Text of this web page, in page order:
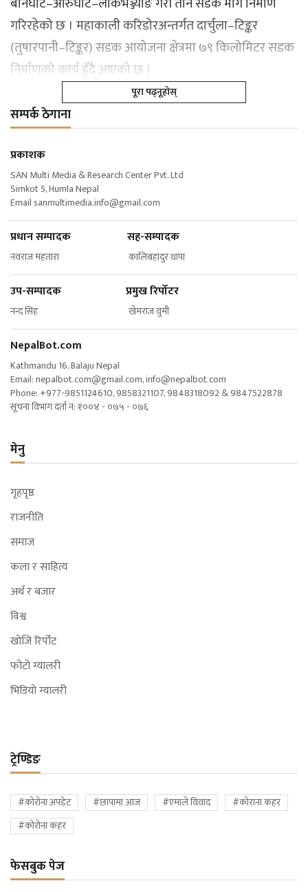
गरिरहेको छ । महाकाली करिडोरअन्तर्गत दार्चुला–टिङ्कर
(तुषारपानी–टिङ्कर) सडक आयोजना क्षेत्रमा ७९ किलोमिटर सडक
निर्माणको कार्य हुँदै आएको छ ।
पूरा पढ्नूहोस्
सम्पर्क ठेगाना
प्रकाशक
SAN Multi Media & Research Center Pvt. Ltd
Simkot 5, Humla Nepal
Email sanmultimedia.info@gmail.com
प्रधान सम्पादक सह-सम्पादक
नवराज महतारा कालिबहादुर थापा
उप-सम्पादक प्रमुख रिर्पोटर
नन्द सिंह खेमराज वुमी
NepalBot.com
Kathmandu 16, Balaju Nepal
Email:nepalbot.com@gmail.com,info@nepalbot.com
Phone: +977-9851124610, 9858321107, 9848318092 & 9847522878
सूचना विभाग दर्ता नं: १००४ - ०७५ - ०७६
मेनु
गृहपृष्ठ
राजनीति
समाज
कला र साहित्य
अर्थ र बजार
विश्व
खोजि रिर्पोट
फोटो ग्यालरी
भिडियो ग्यालरी
ट्रेण्डिङ
#कोरोना अपडेट #छापामा आज #एमाले विवाद
#कोराना कहर
#कोरोना कहर
फेसबुक पेज